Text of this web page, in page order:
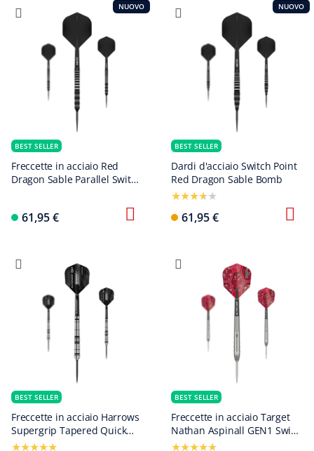
NUOVO
BEST SELLER
Freccette in acciaio Red
Dragon Sable Parallel Switch
61,95 €
NUOVO
BEST SELLER
Dardi d'acciaio Switch Point
Red Dragon Sable Bomb
61,95 €
BEST SELLER
Freccette in acciaio Harrows
Supergrip Tapered Quick
Point
BEST SELLER
Freccette in acciaio Target
Nathan Aspinall GEN1 Swiss
Point